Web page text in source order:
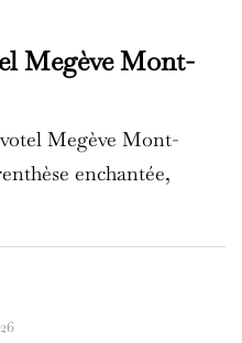
Megève Mont-
Megève Mont-
enchantée,